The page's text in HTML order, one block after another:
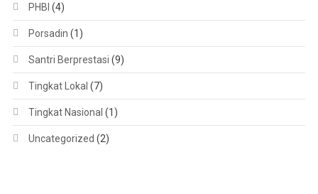
PHBI (4)
Porsadin (1)
Santri Berprestasi (9)
Tingkat Lokal (7)
Tingkat Nasional (1)
Uncategorized (2)